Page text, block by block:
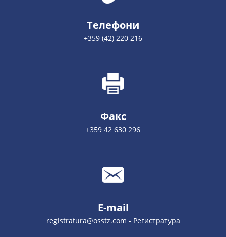
Телефони
+359 (42) 220 216
Факс
+359 42 630 296
E-mail
registratura@osstz.com - Регистратура